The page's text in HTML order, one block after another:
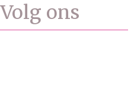
Volg ons